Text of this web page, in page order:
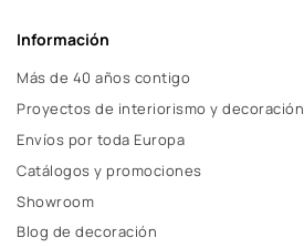
Información
Más de 40 años contigo
Proyectos de interiorismo y decoración
Envíos por toda Europa
Catálogos y promociones
Showroom
Blog de decoración